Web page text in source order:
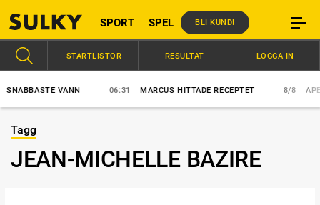
SPORT SPEL BLI KUND!
VANN 06:31 MARCUS HITTADE RECEPTET APEX
STARTLISTOR RESULTAT LOGGA IN
Tagg
JEAN-MICHELLE BAZIRE